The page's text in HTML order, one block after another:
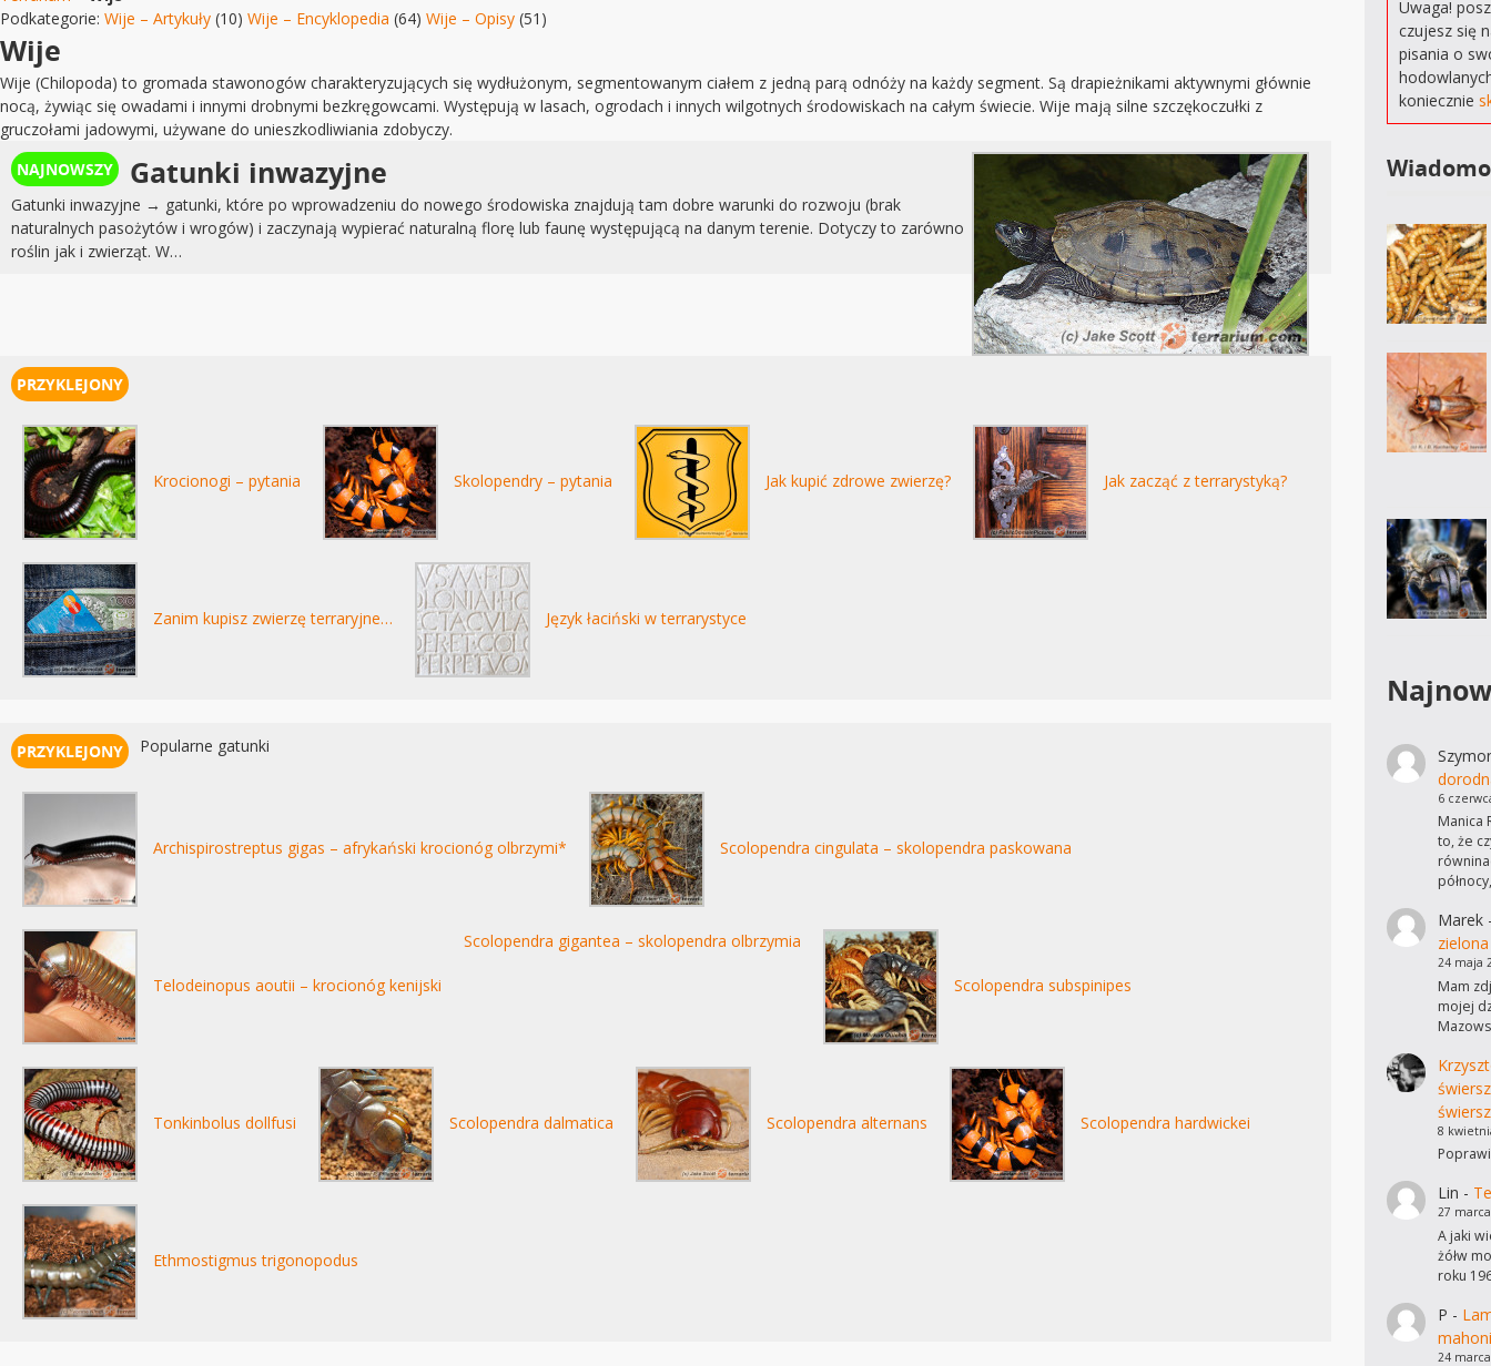
Podkategorie: Wije – Artykuły (10) Wije – Encyklopedia (64) Wije – Opisy (51)
Wije
Wije (Chilopoda) to gromada stawonogów charakteryzujących się wydłużonym, segmentowanym ciałem z jedną parą odnóży na każdy segment. Są drapieżnikami aktywnymi głównie
nocą, żywiąc się owadami i innymi drobnymi bezkręgowcami. Występują w lasach, ogrodach i innych wilgotnych środowiskach na całym świecie. Wije mają silne szczękoczułki z
gruczołami jadowymi, używane do unieszkodliwiania zdobyczy.
Gatunki inwazyjne
Gatunki inwazyjne → gatunki, które po wprowadzeniu do nowego środowiska znajdują tam dobre warunki do rozwoju (brak
naturalnych pasożytów i wrogów) i zaczynają wypierać naturalną florę lub faunę występującą na danym terenie. Dotyczy to zarówno
roślin jak i zwierząt. W…
Krocionogi – pytania Skolopendry – pytania Jak kupić zdrowe zwierzę? Jak zacząć z terrarystyką?
Zanim kupisz zwierzę terraryjne… Język łaciński w terrarystyce
Popularne gatunki
Archispirostreptus gigas – afrykański krocionóg olbrzymi* Scolopendra cingulata – skolopendra paskowana
Telodeinopus aoutii – krocionóg kenijski
Scolopendra gigantea – skolopendra olbrzymia
Scolopendra subspinipes
Tonkinbolus dollfusi Scolopendra dalmatica Scolopendra alternans Scolopendra hardwickei
Ethmostigmus trigonopodus
Uwaga!
czujesz się
pisania o
koniecznie
6
Manica
to, że
Marek
zielona
24 maja
Mam
mojej
8
Lin -
27
A jaki
żółw
roku
P -
24